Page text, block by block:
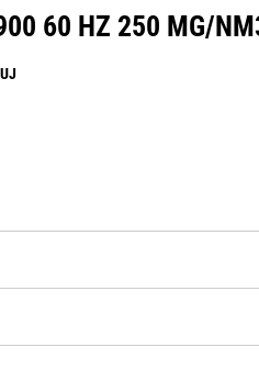
60 HZ 250 MG/